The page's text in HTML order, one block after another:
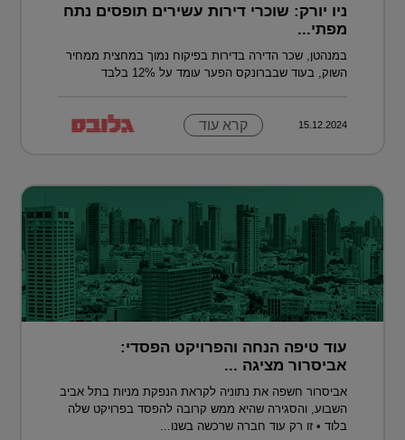
ניו יורק: שוכרי דירות עשירים תופסים נתח
מפתי...
במנהטן, שכר הדירה בדירות בפיקוח נמוך במחצית ממחיר
השוק, בעוד שבברונקס הפער עומד על 12% בלבד
15.12.2024 קרא עוד
עוד טיפה הנחה והפרויקט הפסדי:
אביסרור מציגה ...
אביסרור חשפה את נתוניה לקראת הנפקת מניות בתל אביב
השבוע, והסגירה שהיא ממש קרובה להפסד בפרויקט שלה
בלוד • זו רק עוד חברה שרכשה בשנו...